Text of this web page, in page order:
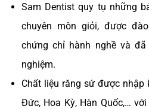
Sam Dentist quy tụ những
chuyên môn giỏi, được
chứng chỉ hành nghề và
nghiệm.
Chất liệu răng sứ được
Đức, Hoa Kỳ, Hàn Quốc,…